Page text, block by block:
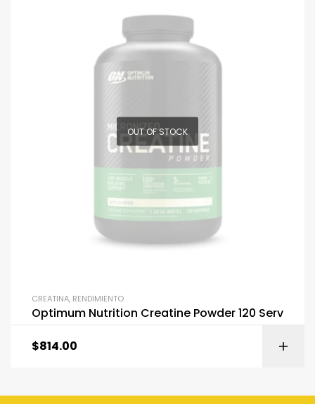
OUT OF STOCK
CREATINA, RENDIMIENTO
Optimum Nutrition Creatine Powder 120 Serv
$814.00